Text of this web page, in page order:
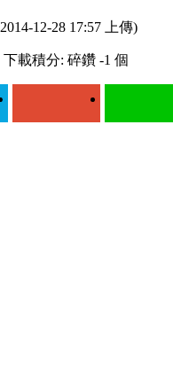
12-28 17:57 上傳)
載積分: 碎鑽 -1 個